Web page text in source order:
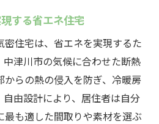
する省エネ住宅
密住宅は、省エネを実現するた
津川市の気候に合わせた断熱
らの熱の侵入を防ぎ、冷暖房
由設計により、居住者は自分
最も適した間取りや素材を選ぶ